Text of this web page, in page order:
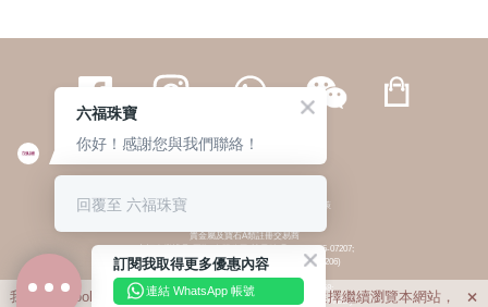
繁體 | 簡体
© 六福集團 版權所有 不得轉載 私隱政策
貴金屬及寶石A類註冊交易商
(六福企業禮品(國際)有限公司-註冊號碼:A-B-24-05-07207;
六福電子商貿有限公司-註冊號碼:A-B-24-05-07206)
貴金屬及寶石B類註冊交易商
(六福集團有限公司-註冊號碼:B-B-24-05-07258;
六福珠寶金行(香港)有限公司-註冊號碼:B-B-24-05-07259)
我們利用cookies為您提供最佳的瀏覽體驗。若您選擇繼續瀏覽本網站， 
訂閱我取得更多優惠內容
連結 WhatsApp 帳號
六福珠寶
你好！感謝您與我們聯絡！
回覆至 六福珠寶